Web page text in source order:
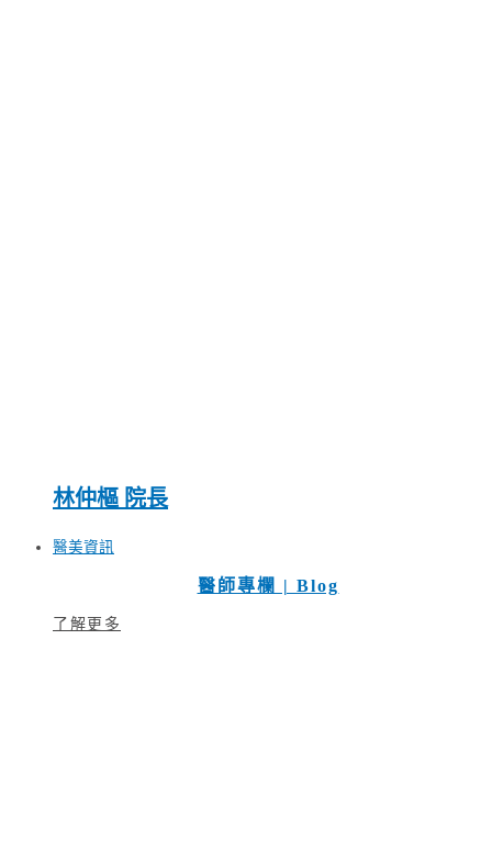
林仲樞 院長
醫美資訊
醫師專欄 | Blog
了解更多